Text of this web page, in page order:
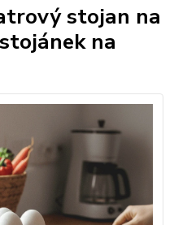
stojan na
na